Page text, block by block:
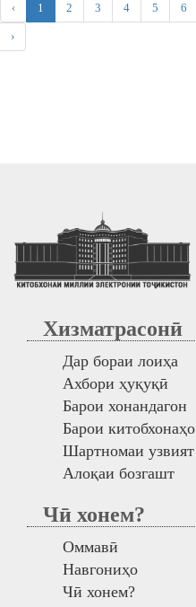
‹ 1 2 3 4 5 6
›
Хизматрасонӣ
Дар бораи лоиҳа
Ахбори ҳуқуқӣ
Барои хонандагон
Барои китобхонаҳо
Шартномаи узвият
Алоқаи бозгашт
Чӣ хонем?
Оммавӣ
Навгониҳо
Чӣ хонем?